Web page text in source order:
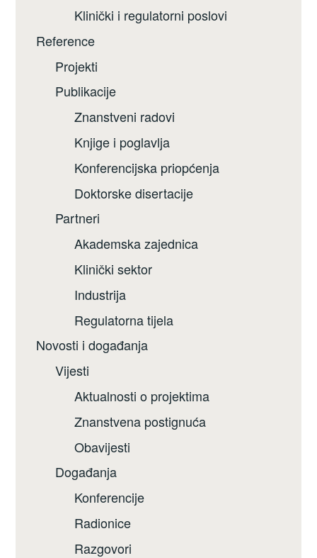
Klinički i regulatorni poslovi
Reference
Projekti
Publikacije
Znanstveni radovi
Knjige i poglavlja
Konferencijska priopćenja
Doktorske disertacije
Partneri
Akademska zajednica
Klinički sektor
Industrija
Regulatorna tijela
Novosti i događanja
Vijesti
Aktualnosti o projektima
Znanstvena postignuća
Obavijesti
Događanja
Konferencije
Radionice
Razgovori